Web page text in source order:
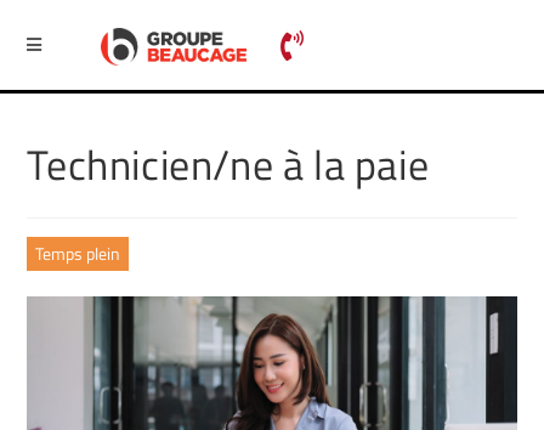
Technicien/ne à la paie
Temps plein